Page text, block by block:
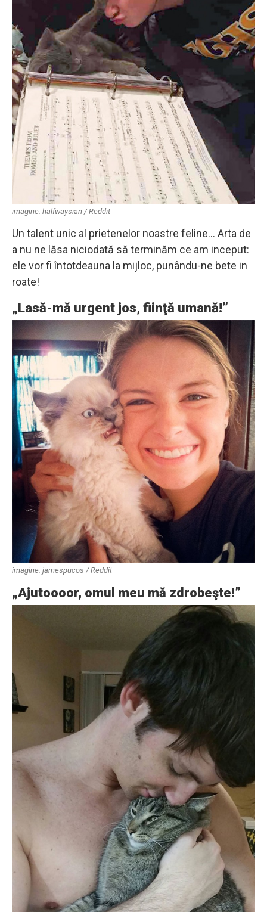
imagine: halfwaysian / Reddit
Un talent unic al prietenelor noastre feline… Arta de
a nu ne lăsa niciodată să terminăm ce am inceput:
ele vor fi întotdeauna la mijloc, punându-ne bete in
roate!
„Lasă-mă urgent jos, fiinţă umană!”
imagine: jamespucos / Reddit
„Ajutoooor, omul meu mă zdrobeşte!”